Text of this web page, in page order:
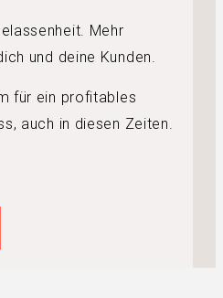
Mehr
und deine Kunden.
für ein profitables
auch in diesen Zeiten.